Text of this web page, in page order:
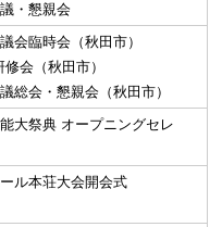
・懇親会
会臨時会（秋田市）
会（秋田市）
総会・懇親会（秋田市）
大祭典 オープニングセレ
ル本荘大会開会式